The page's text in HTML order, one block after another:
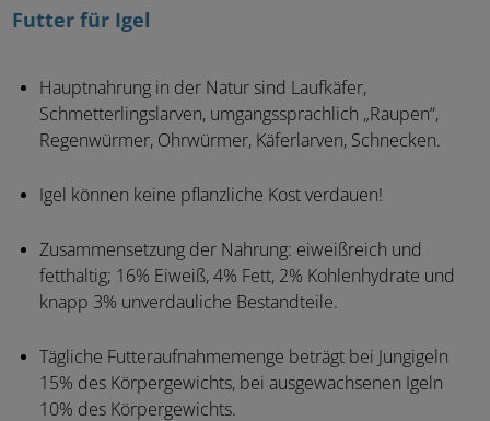
Futter für Igel
Hauptnahrung in der Natur sind Laufkäfer,
Schmetterlingslarven, umgangssprachlich „Raupen“,
Regenwürmer, Ohrwürmer, Käferlarven, Schnecken.
Igel können keine pflanzliche Kost verdauen!
Zusammensetzung der Nahrung: eiweißreich und
fetthaltig; 16% Eiweiß, 4% Fett, 2% Kohlenhydrate und
knapp 3% unverdauliche Bestandteile.
Tägliche Futteraufnahmemenge beträgt bei Jungigeln
15% des Körpergewichts, bei ausgewachsenen Igeln
10% des Körpergewichts.